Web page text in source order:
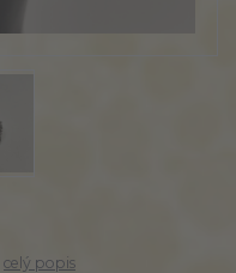
celý popis